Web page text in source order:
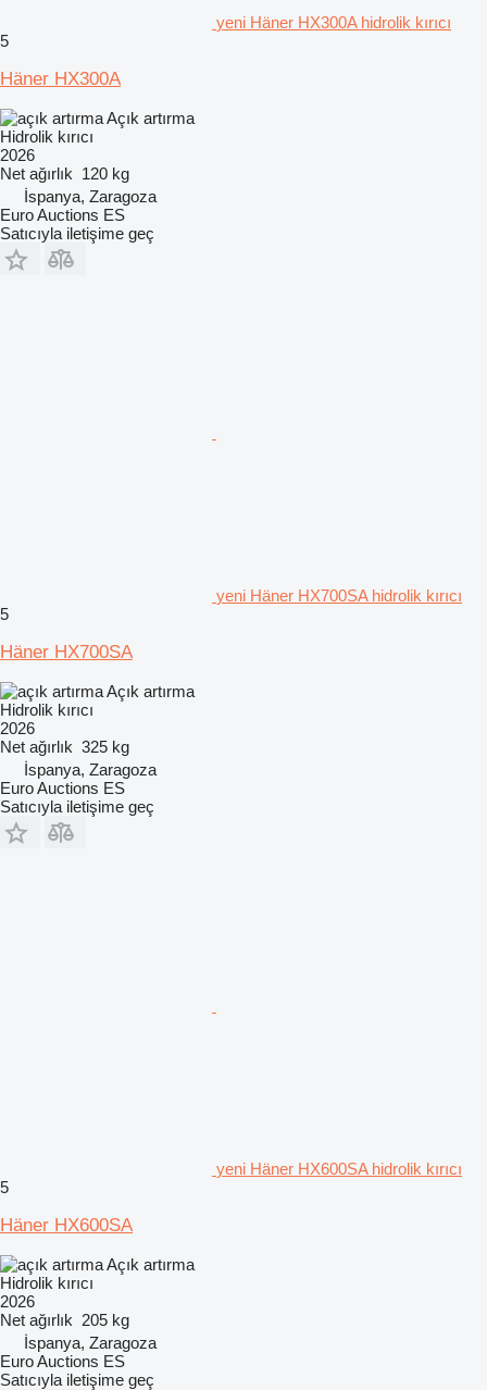
yeni Häner HX300A hidrolik kırıcı
5
Häner HX300A
Açık artırma
Hidrolik kırıcı
2026
Net ağırlık 120 kg
İspanya, Zaragoza
Euro Auctions ES
Satıcıyla iletişime geç
yeni Häner HX700SA hidrolik kırıcı
5
Häner HX700SA
Açık artırma
Hidrolik kırıcı
2026
Net ağırlık 325 kg
İspanya, Zaragoza
Euro Auctions ES
Satıcıyla iletişime geç
yeni Häner HX600SA hidrolik kırıcı
5
Häner HX600SA
Açık artırma
Hidrolik kırıcı
2026
Net ağırlık 205 kg
İspanya, Zaragoza
Euro Auctions ES
Satıcıyla iletişime geç